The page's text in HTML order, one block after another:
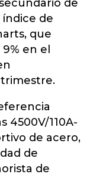
de
índice de
que
en el
4500V/110A-
de acero,
de
de